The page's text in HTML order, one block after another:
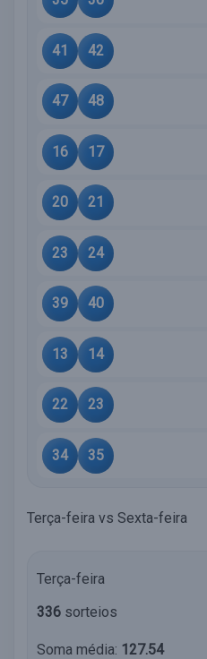
41 42
47 48
16 17
20 21
23 24
39 40
13 14
22 23
34 35
Terça-feira vs Sexta-feira
Terça-feira
336 sorteios
Soma média: 127.54